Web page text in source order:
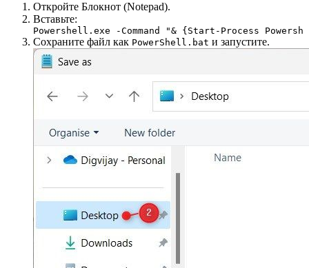
Откройте Блокнот (Notepad).
Вставьте:
Powershell.exe -Command "& {Start-Process
Сохраните файл как PowerShell.bat и запустите.